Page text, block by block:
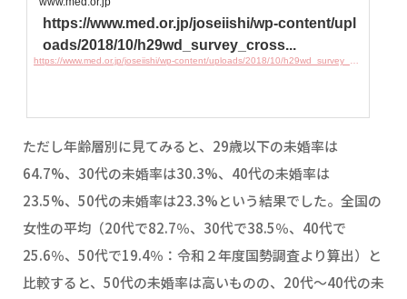
https://www.med.or.jp/joseiishi/wp-content/upl
oads/2018/10/h29wd_survey_cross...
https://www.med.or.jp/joseiishi/wp-content/uploads/2018/10/h29wd_survey_cross.pdf
ただし年齢層別に見てみると、29歳以下の未婚率は
64.7%、30代の未婚率は30.3%、40代の未婚率は
23.5%、50代の未婚率は23.3%という結果でした。全国の
女性の平均（20代で82.7％、30代で38.5％、40代で
25.6％、50代で19.4％：令和２年度国勢調査より算出）と
比較すると、50代の未婚率は高いものの、20代～40代の未